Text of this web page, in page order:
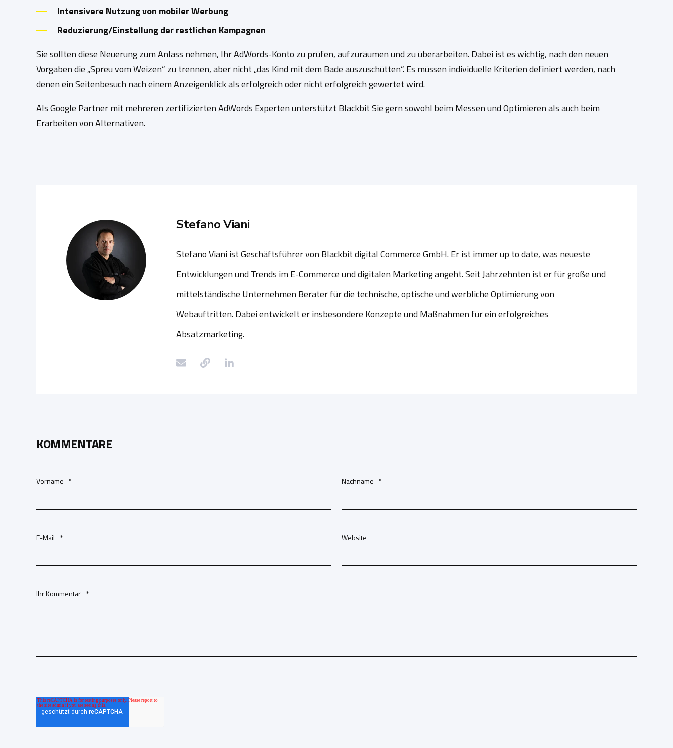
Intensivere Nutzung von mobiler Werbung
Reduzierung/Einstellung der restlichen Kampagnen
Sie sollten diese Neuerung zum Anlass nehmen, Ihr AdWords-Konto zu prüfen, aufzuräumen und zu überarbeiten. Dabei ist es wichtig, nach den neuen
Vorgaben die „Spreu vom Weizen“ zu trennen, aber nicht „das Kind mit dem Bade auszuschütten“. Es müssen individuelle Kriterien definiert werden, nach
denen ein Seitenbesuch nach einem Anzeigenklick als erfolgreich oder nicht erfolgreich gewertet wird.
Als Google Partner mit mehreren zertifizierten AdWords Experten unterstützt Blackbit Sie gern sowohl beim Messen und Optimieren als auch beim
Erarbeiten von Alternativen.
Stefano Viani
Stefano Viani ist Geschäftsführer von Blackbit digital Commerce GmbH. Er ist immer up to date, was neueste
Entwicklungen und Trends im E-Commerce und digitalen Marketing angeht. Seit Jahrzehnten ist er für große und
mittelständische Unternehmen Berater für die technische, optische und werbliche Optimierung von
Webauftritten. Dabei entwickelt er insbesondere Konzepte und Maßnahmen für ein erfolgreiches
Absatzmarketing.
KOMMENTARE
Vorname * Nachname *
E-Mail * Website
Ihr Kommentar *